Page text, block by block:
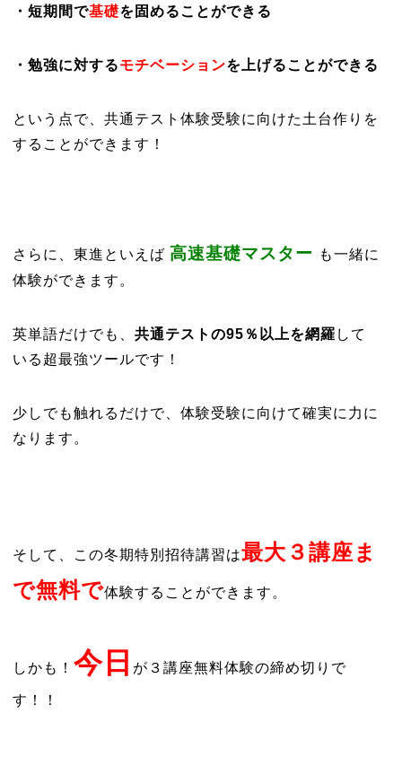
・短期間で基礎を固めることができる
・勉強に対するモチベーションを上げることができる
という点で、共通テスト体験受験に向けた土台作りを
することができます！
さらに、東進といえば 高速基礎マスター
も一緒に
体験ができます。
英単語だけでも、 共通テストの95％以上を網羅 して
いる超最強ツールです！
少しでも触れるだけで、体験受験に向けて確実に力に
なります。
そして、この冬期特別招待講習は最大３講座ま
で無料で体験することができます。
しかも！ 今日 が３講座無料体験の締め切りで
す！！